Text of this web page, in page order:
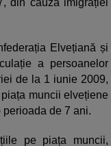
din cauza imigrației
Elvețiană și
a persoanelor
de la 1 iunie 2009,
muncii elvețiene
de 7 ani.
pe piața muncii,